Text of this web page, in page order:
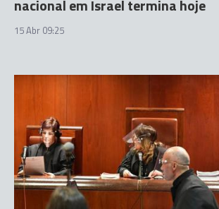
nacional em Israel termina hoje
15 Abr 09:25